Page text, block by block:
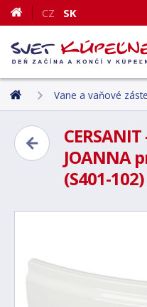
CZ SK
Vane a vaňové
JOANNA
(S401-